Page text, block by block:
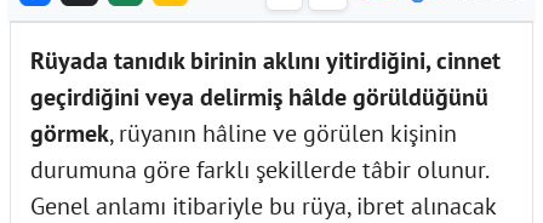
Rüyada tanıdık birinin aklını yitirdiğini, cinnet
geçirdiğini veya delirmiş hâlde görüldüğünü
görmek, rüyanın hâline ve görülen kişinin
durumuna göre farklı şekillerde tâbir olunur.
Genel anlamı itibariyle bu rüya, ibret alınacak